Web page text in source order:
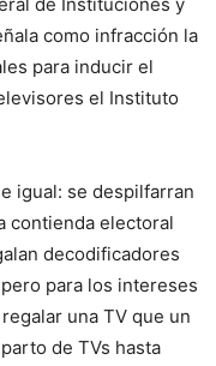
como infracción la
para inducir el
el Instituto
igual: se despilfarran
contienda electoral
decodificadores
para los intereses
una TV que un
de TVs hasta